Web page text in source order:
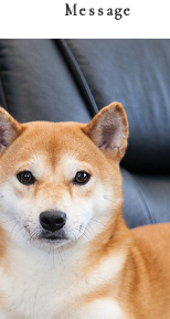
Message